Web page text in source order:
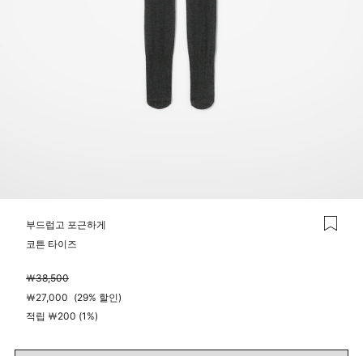
부드럽고 포근하게
코튼 타이즈
￦38,500
￦27,000 (29% 할인)
적립 ￦200 (1%)